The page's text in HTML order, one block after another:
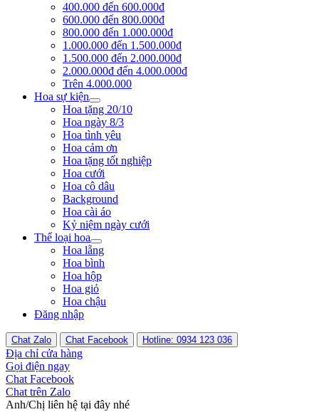
400.000 đến 600.000đ
600.000 đến 800.000đ
800.000 đến 1.000.000đ
1.000.000 đến 1.500.000đ
1.500.000 đến 2.000.000đ
2.000.000đ đến 4.000.000đ
Trên 4.000.000
Hoa sự kiện
Hoa tặng 20/10
Hoa ngày 8/3
Hoa tình yêu
Hoa cảm ơn
Hoa tặng tốt nghiệp
Hoa cưới
Hoa cô dâu
Background
Hoa cài áo
Kỷ niệm ngày cưới
Thể loại hoa
Hoa lẵng
Hoa bình
Hoa hộp
Hoa giỏ
Hoa chậu
Đăng nhập
Chat Zalo Chat Facebook Hotline: 0934 123 036
Địa chỉ cửa hàng
Gọi điện ngay
Chat Facebook
Chat trên Zalo
Anh/Chị liên hệ tại đây nhé